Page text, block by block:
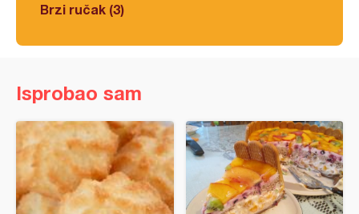
Brzi ručak (3)
Isprobao sam